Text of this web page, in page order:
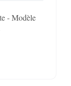
- Modèle